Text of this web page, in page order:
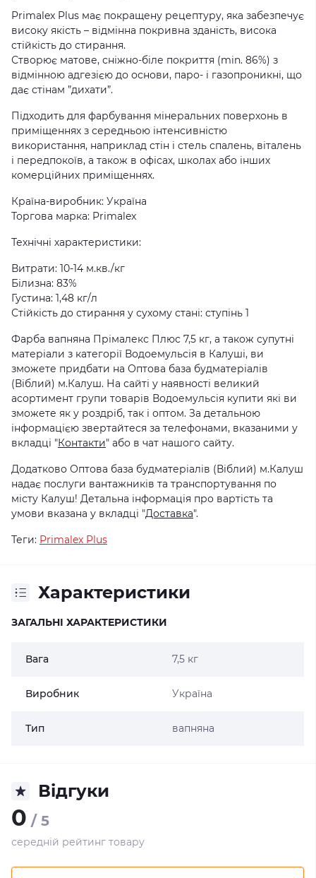
Primalex Plus має покращену рецептуру, яка забезпечує
високу якість – відмінна покривна зданість, висока
стійкість до стирання.
Створює матове, сніжно-біле покриття (min. 86%) з
відмінною адгезією до основи, паро- і газопроникні, що
дає стінам ”дихати”.
Підходить для фарбування мінеральних поверхонь в
приміщеннях з середньою інтенсивністю
використання, наприклад стін і стель спалень, віталень
і передпокоїв, а також в офісах, школах або інших
комерційних приміщеннях.
Країна-виробник: Україна
Торгова марка: Primalex
Технічні характеристики:
Витрати: 10-14 м.кв./кг
Білизна: 83%
Густина: 1,48 кг/л
Стійкість до стирання у сухому стані: ступінь 1
Фарба вапняна Прімалекс Плюс 7,5 кг, а також супутні
матеріали з категорії Водоемульсія в Калуші, ви
зможете придбати на Оптова база будматеріалів
(Віблий) м.Калуш. На сайті у наявності великий
асортимент групи товарів Водоемульсія купити які ви
зможете як у роздріб, так і оптом. За детальною
інформацією звертайтеся за телефонами, вказаними у
вкладці "Контакти" або в чат нашого сайту.
Додатково Оптова база будматеріалів (Віблий) м.Калуш
надає послуги вантажників та транспортування по
місту Калуш! Детальна інформація про вартість та
умови вказана у вкладці "Доставка".
Теги: Primalex Plus
Характеристики
ЗАГАЛЬНІ ХАРАКТЕРИСТИКИ
Вага 7,5 кг
Виробник Україна
Тип вапняна
Відгуки
0 / 5
середній рейтинг товару